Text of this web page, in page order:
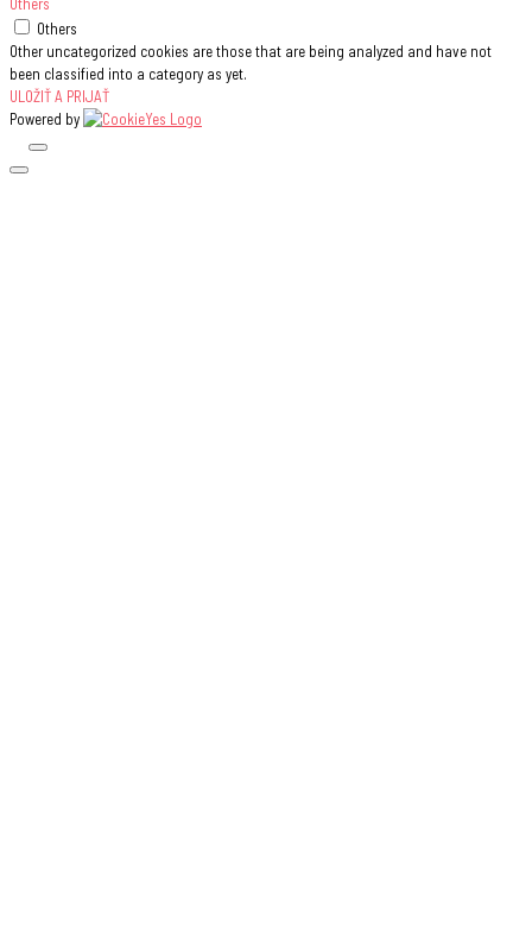
Others
Other uncategorized cookies are those that are being analyzed and have not
been classified into a category as yet.
ULOŽIŤ A PRIJAŤ
Powered by